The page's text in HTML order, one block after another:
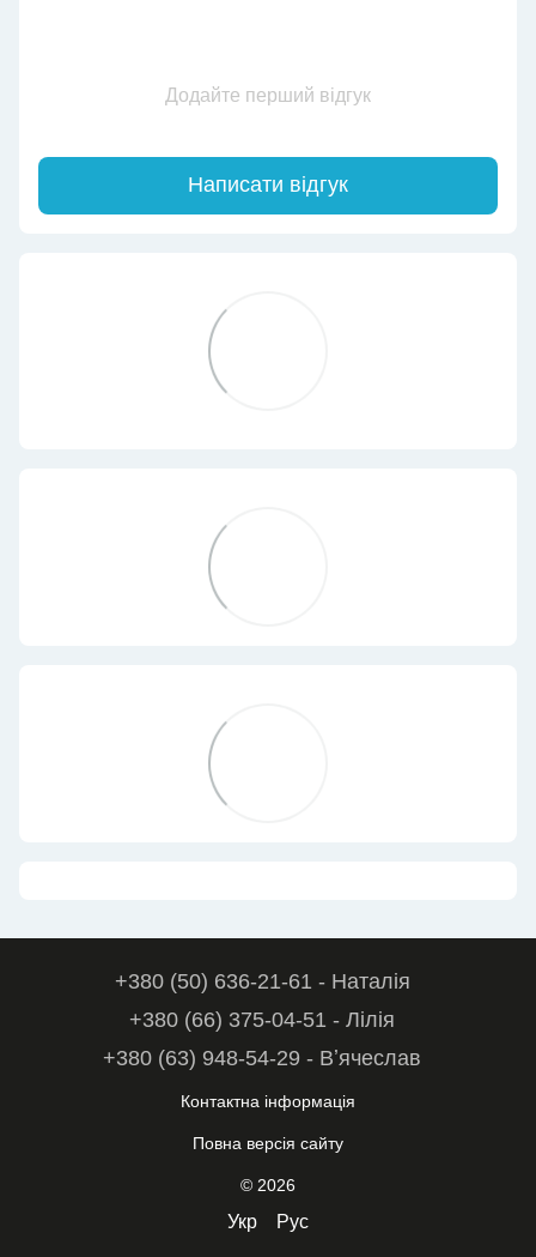
Додайте перший відгук
Написати відгук
+380 (50) 636-21-61 - Наталія
+380 (66) 375-04-51 - Лілія
+380 (63) 948-54-29 - Вʼячеслав
Контактна інформація
Повна версія сайту
© 2026
Укр Рус